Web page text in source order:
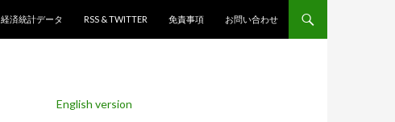
経済統計データ
RSS & TWITTER 免責事項 お問い合わせ
English version